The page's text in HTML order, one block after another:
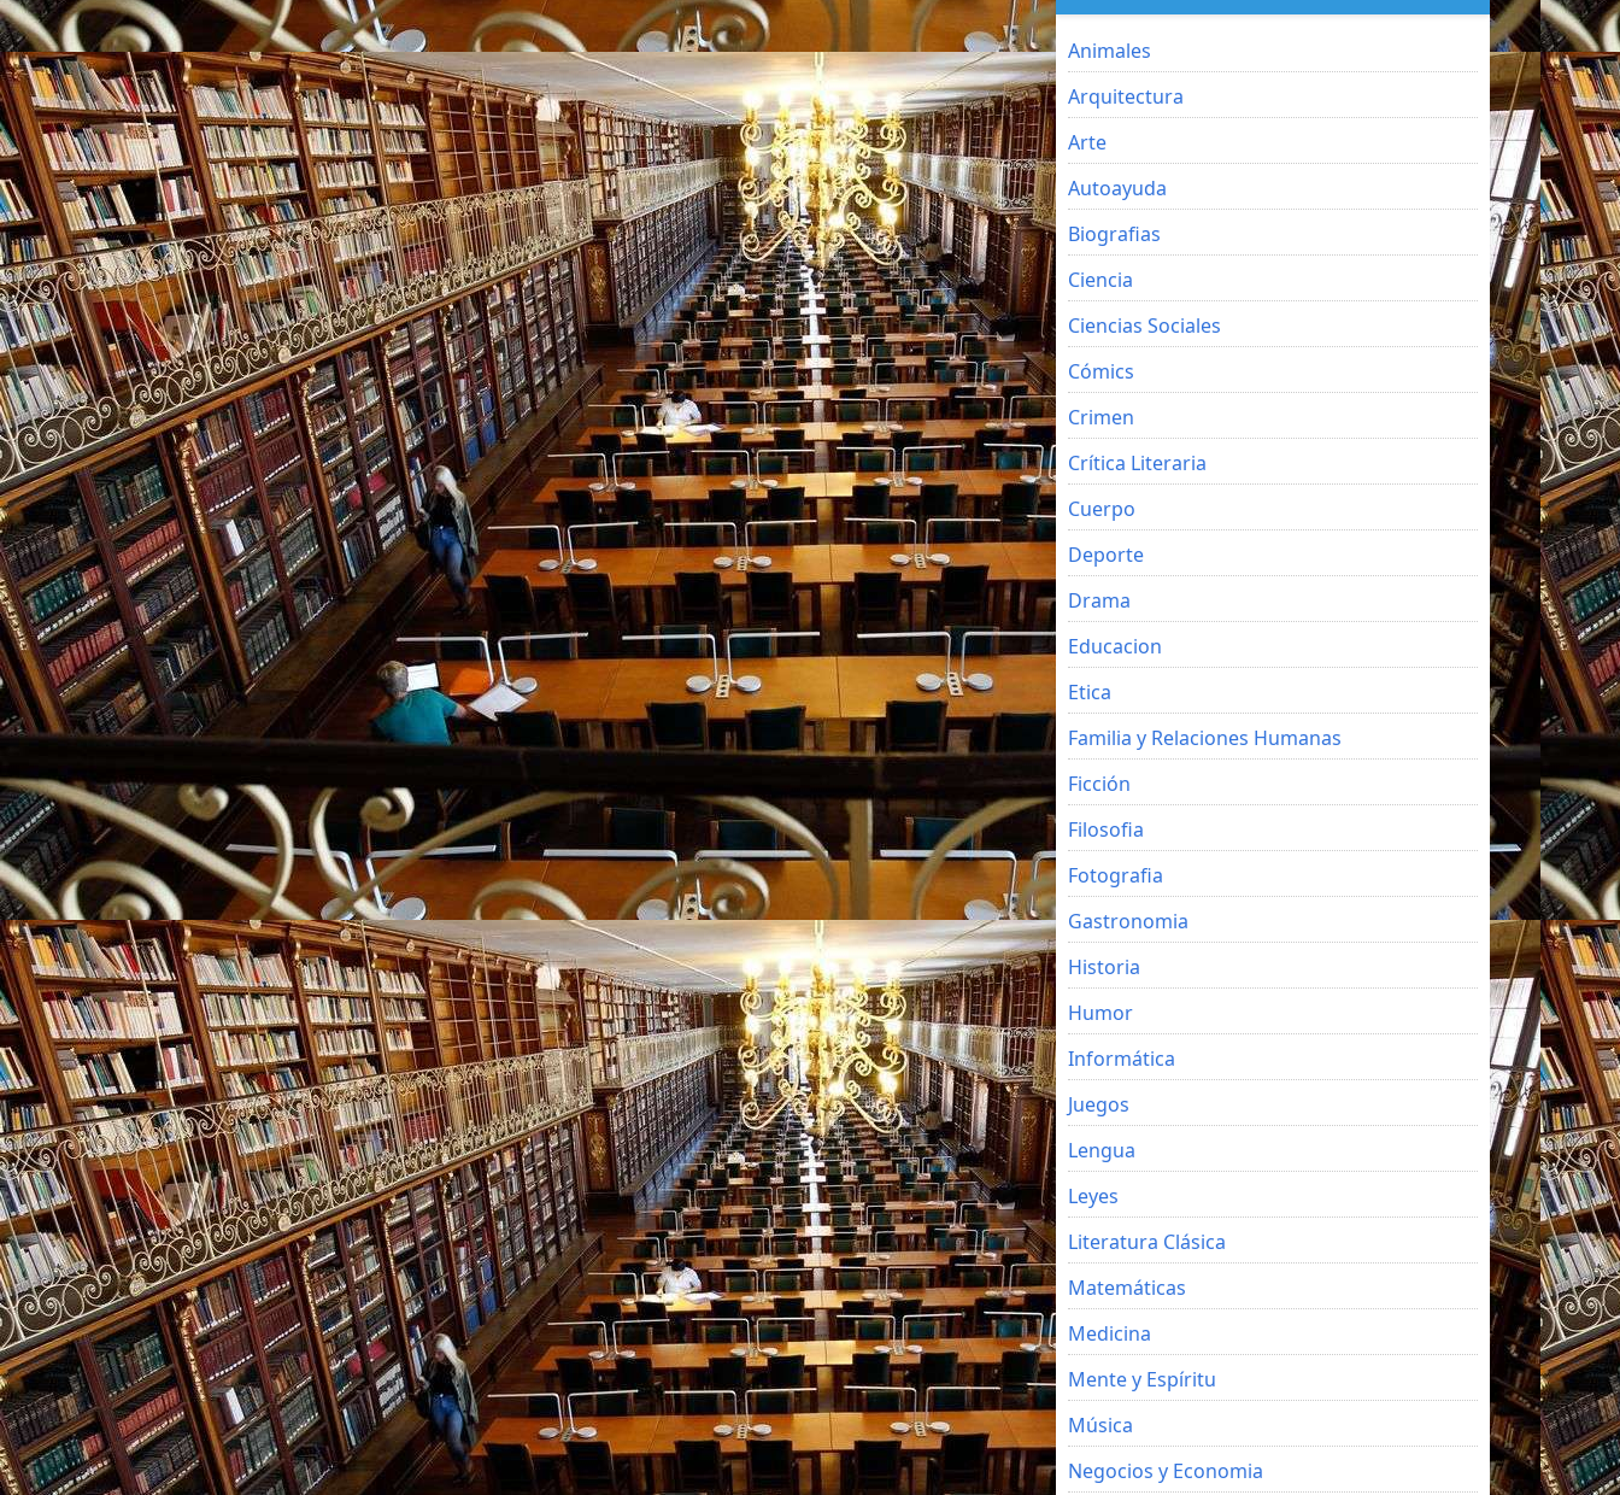
Animales
Arquitectura
Arte
Autoayuda
Biografias
Ciencia
Ciencias Sociales
Cómics
Crimen
Crítica Literaria
Cuerpo
Deporte
Drama
Educacion
Etica
Familia y Relaciones Humanas
Ficción
Filosofia
Fotografia
Gastronomia
Historia
Humor
Informática
Juegos
Lengua
Leyes
Literatura Clásica
Matemáticas
Medicina
Mente y Espíritu
Música
Negocios y Economia